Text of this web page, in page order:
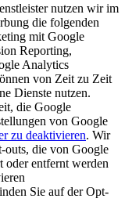
nutzen wir im
die folgenden
mit Google
Reporting,
Analytics
von Zeit zu Zeit
Dienste nutzen.
die Google
von Google
zu deaktivieren. Wir
outs, die von Google
oder entfernt werden
Sie auf der Opt-